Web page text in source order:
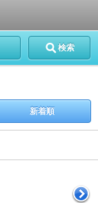
検索
新着順